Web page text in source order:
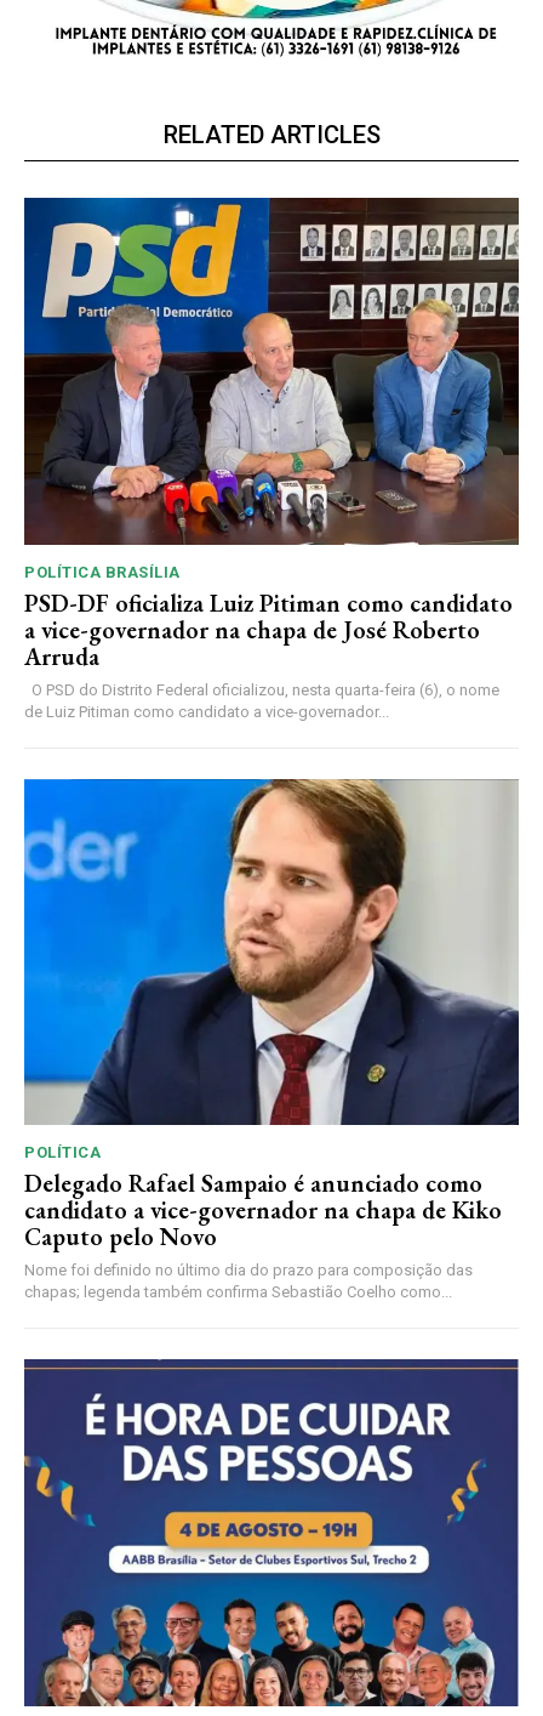
RELATED ARTICLES
POLÍTICA BRASÍLIA
PSD-DF oficializa Luiz Pitiman como candidato
a vice-governador na chapa de José Roberto
Arruda
de Luiz Pitiman como candidato a vice-governador...
POLÍTICA
Delegado Rafael Sampaio é anunciado como
candidato a vice-governador na chapa de Kiko
Caputo pelo Novo
Nome foi definido no último dia do prazo para composição das
chapas; legenda também confirma Sebastião Coelho como...